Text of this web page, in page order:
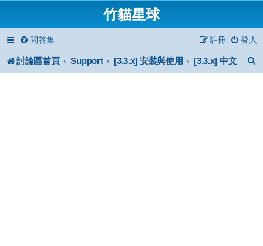
竹貓星球
問答集 登入
註冊
討論區首頁 Support [3.3.x] 安裝與使用 [3.3.x] 中文